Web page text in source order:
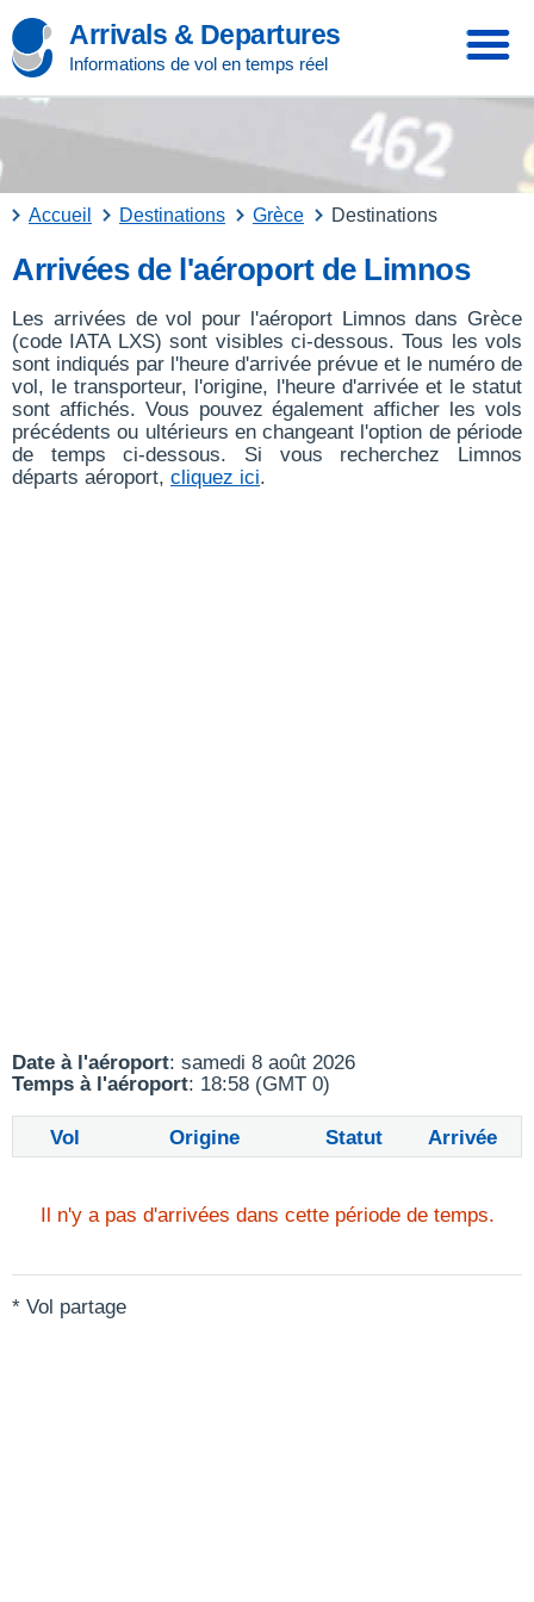
Arrivals & Departures
Informations de vol en temps réel
Accueil Destinations Grèce Destinations
Arrivées de l'aéroport de Limnos
Les arrivées de vol pour l'aéroport Limnos dans Grèce
(code IATA LXS) sont visibles ci-dessous. Tous les vols
sont indiqués par l'heure d'arrivée prévue et le numéro de
vol, le transporteur, l'origine, l'heure d'arrivée et le statut
sont affichés. Vous pouvez également afficher les vols
précédents ou ultérieurs en changeant l'option de période
de temps ci-dessous. Si vous recherchez Limnos
départs aéroport, cliquez ici.
Date à l'aéroport: samedi 8 août 2026
Temps à l'aéroport: 18:58 (GMT 0)
Vol Origine Statut Arrivée
Il n'y a pas d'arrivées dans cette période de temps.
* Vol partage